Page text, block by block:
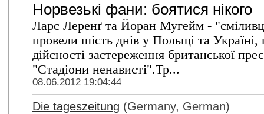
Норвезькі фани: боятися нікого
Ларс Леренґ та Йоран Мугейм -
провели шість днів у Польщі та Україні,
дійсності застереження британської
"Стадіони ненависті".Тр...
08.06.2012 19:04:44
Die tageszeitung (Germany, German)